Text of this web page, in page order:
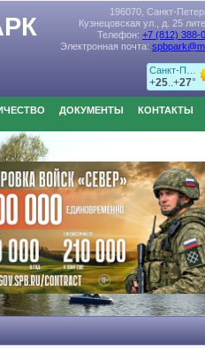
196070, Санкт-
Кузнецовская ул., д. 25
Телефон: +7 (812) 388-
Электронная почта:
ДОКУМЕНТЫ КОНТАКТЫ